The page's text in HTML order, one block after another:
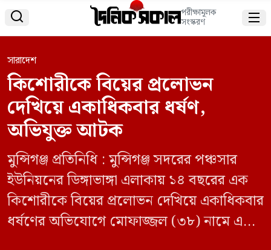
 পরীক্ষামূলক
সংস্করণ 
সারাদেশ
কিশোরীকে বিয়ের প্রলোভন
দেখিয়ে একাধিকবার ধর্ষণ,
অভিযুক্ত আটক
মুন্সিগঞ্জ প্রতিনিধি : মুন্সিগঞ্জ সদরের পঞ্চসার
ইউনিয়নের ডিঙ্গাভাঙ্গা এলাকায় ১৪ বছরের এক
কিশোরীকে বিয়ের প্রলোভন দেখিয়ে একাধিকবার
ধর্ষণের অভিযোগে মোফাজ্জল (৩৮) নামে এক